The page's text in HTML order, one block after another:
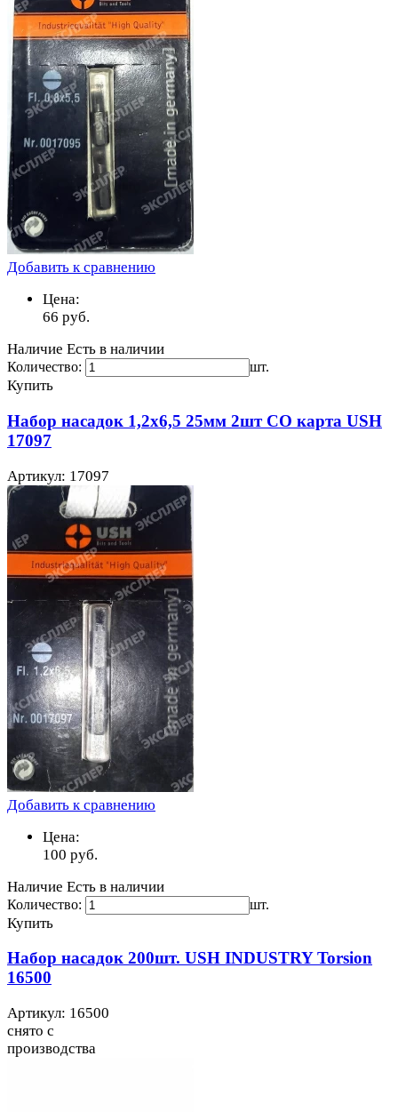
Добавить к сравнению
Цена:
66 руб.
Наличие Есть в наличии
Количество: шт.
Купить
Набор насадок 1,2х6,5 25мм 2шт CO карта USH
17097
Артикул: 17097
Добавить к сравнению
Цена:
100 руб.
Наличие Есть в наличии
Количество: шт.
Купить
Набор насадок 200шт. USH INDUSTRY Torsion
16500
Артикул: 16500
снято с
производства